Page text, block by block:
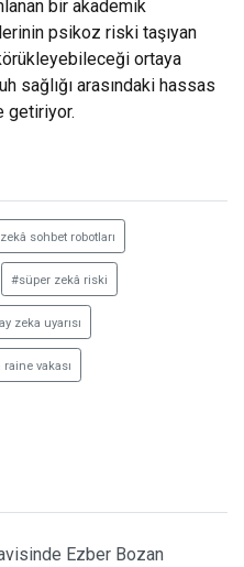
bir akademik
psikoz riski taşıyan
ortaya
sağlığı arasındaki hassas
getiriyor.
sohbet robotları
#süper zekâ riski
zeka uyarısı
vakası
Ezber Bozan